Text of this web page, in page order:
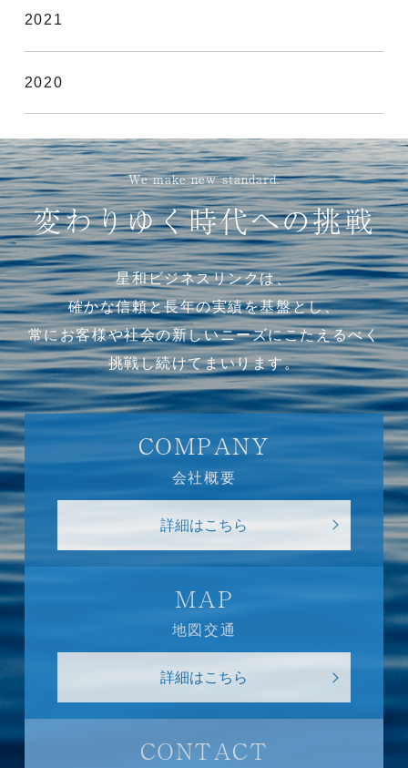
2021
2020
We make new standard.
変わりゆく時代への挑戦
星和ビジネスリンクは、
確かな信頼と長年の実績を基盤とし、
常にお客様や社会の新しいニーズにこたえるべく
挑戦し続けてまいります。
COMPANY
会社概要
詳細はこちら
MAP
地図交通
詳細はこちら
CONTACT